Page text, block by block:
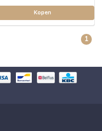
Kopen
1